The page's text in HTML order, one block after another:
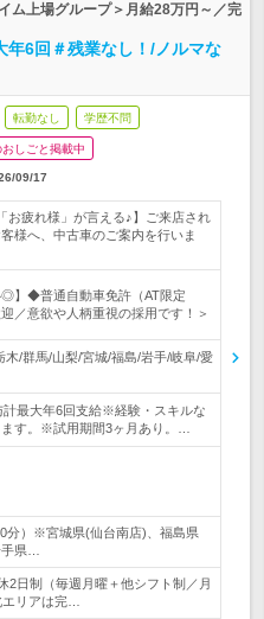
ム上場グループ＞月給28万円～／完
年6回＃残業なし！/ノルマな
転勤なし 学歴不問
しごと掲載中
09/17
お疲れ様」が言える♪】ご来店され
様へ、中古車のご案内を行いま
◎】◆普通自動車免許（AT限定
／意欲や人柄重視の採用です！＞
/群馬/山梨/宮城/福島/岩手/岐阜/愛
計最大年6回支給※経験・スキルな
す。※試用期間3ヶ月あり。…
分）※宮城県(仙台南店)、福島県
県…
2日制（毎週月曜＋他シフト制／月
リアは完…